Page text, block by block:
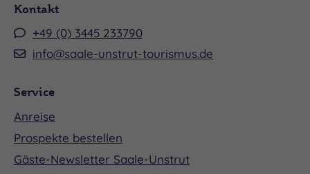
ungarische Chorkultur weithin geschätzt wird. Im
Dialog mit der Orgel entfaltet sich ein Konzert von
musikalischer und geistlicher Erfahrung
verwandelt.
Kontakt
+49 (0) 3445 233790
info@saale-unstrut-tourismus.de
Service
Anreise
Prospekte bestellen
Gäste-Newsletter Saale-Unstrut